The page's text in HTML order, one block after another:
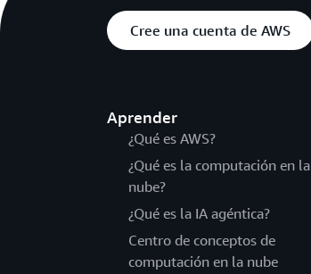
Cree una cuenta de AWS
Aprender
¿Qué es AWS?
¿Qué es la computación en la
nube?
¿Qué es la IA agéntica?
Centro de conceptos de
computación en la nube